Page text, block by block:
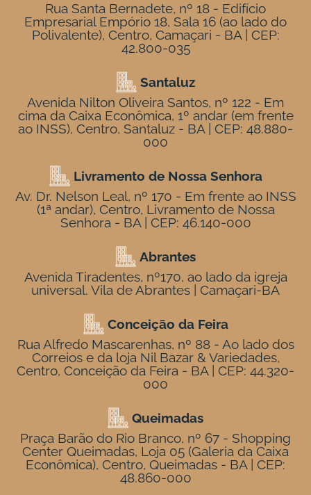
Rua Santa Bernadete, nº 18 - Edifício
Empresarial Empório 18, Sala 16 (ao lado do
Polivalente), Centro, Camaçari - BA | CEP:
42.800-035
Santaluz
Avenida Nilton Oliveira Santos, nº 122 - Em
cima da Caixa Econômica, 1º andar (em frente
ao INSS), Centro, Santaluz - BA | CEP: 48.880-
000
Livramento de Nossa Senhora
Av. Dr. Nelson Leal, nº 170 - Em frente ao INSS
(1ª andar), Centro, Livramento de Nossa
Senhora - BA | CEP: 46.140-000
Abrantes
Avenida Tiradentes, nº170, ao lado da igreja
universal. Vila de Abrantes | Camaçari-BA
Conceição da Feira
Rua Alfredo Mascarenhas, nº 88 - Ao lado dos
Correios e da loja Nil Bazar & Variedades,
Centro, Conceição da Feira - BA | CEP: 44.320-
000
Queimadas
Praça Barão do Rio Branco, nº 67 - Shopping
Center Queimadas, Loja 05 (Galeria da Caixa
Econômica), Centro, Queimadas - BA | CEP:
48.860-000